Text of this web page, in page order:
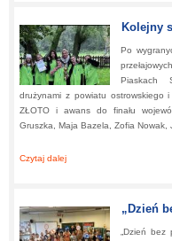
Kolejny
Po
Piaskach
drużynami z powiatu ostrowskiego i
ZŁOTO i awans do finału
Gruszka, Maja Bazela, Zofia Nowak,
Czytaj dalej
„Dzień
„Dzień